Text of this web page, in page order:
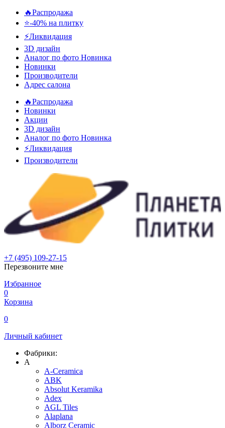
🔥Распродажа
⭐-40% на плитку
⚡️Ликвидация
3D дизайн
Аналог по фото Новинка
Новинки
Производители
Адрес салона
🔥Распродажа
Новинки
Акции
3D дизайн
Аналог по фото Новинка
⚡Ликвидация
Производители
+7 (495) 109-27-15
Перезвоните мне
Избранное
0
Корзина
0
Личный кабинет
Фабрики:
A
A-Ceramica
ABK
Absolut Keramika
Adex
AGL Tiles
Alaplana
Alborz Ceramic